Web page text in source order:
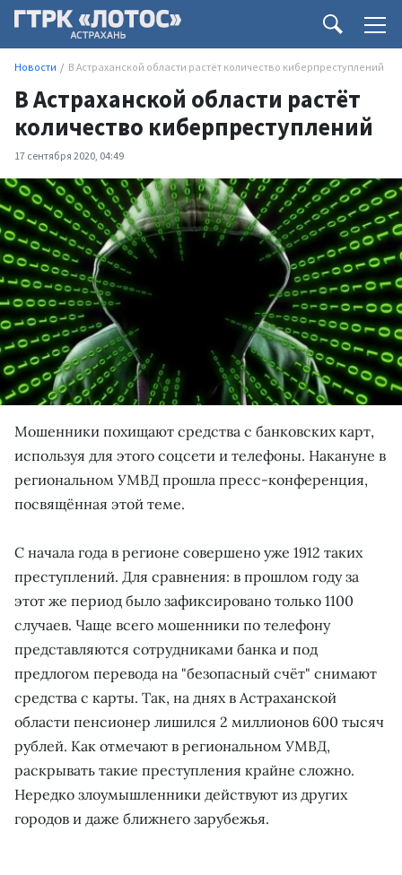
Новости В Астраханской области растёт количество киберпреступлений
В Астраханской области растёт
количество киберпреступлений
17 сентября 2020, 04:49
Мошенники похищают средства с банковских карт,
используя для этого соцсети и телефоны. Накануне в
региональном УМВД прошла пресс-конференция,
посвящённая этой теме.
С начала года в регионе совершено уже 1912 таких
преступлений. Для сравнения: в прошлом году за
этот же период было зафиксировано только 1100
случаев. Чаще всего мошенники по телефону
представляются сотрудниками банка и под
предлогом перевода на "безопасный счёт" снимают
средства с карты. Так, на днях в Астраханской
области пенсионер лишился 2 миллионов 600 тысяч
рублей. Как отмечают в региональном УМВД,
раскрывать такие преступления крайне сложно.
Нередко злоумышленники действуют из других
городов и даже ближнего зарубежья.